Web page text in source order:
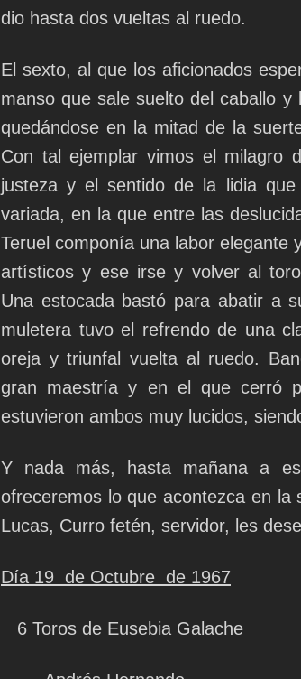
dio hasta dos vueltas al ruedo.
El sexto, al que los aficionados
manso que sale suelto del caballo y
quedándose en la mitad de la
Con tal ejemplar vimos el milagro
justeza y el sentido de la lidia
variada, en la que entre las
Teruel componía una labor elegante
artísticos y ese irse y volver al
Una estocada bastó para abatir a
muletera tuvo el refrendo de una
oreja y triunfal vuelta al ruedo.
gran maestría y en el que cerró
estuvieron ambos muy lucidos,
Y nada más, hasta mañana a
ofreceremos lo que acontezca en la
Lucas, Curro fetén, servidor, les
Día 19 de Octubre de 1967
6 Toros de Eusebia Galache